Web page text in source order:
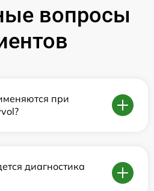
вопросы
при
диагностика